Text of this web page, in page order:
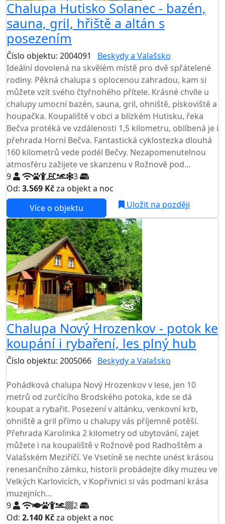
Chalupa Hutisko Solanec - bazén,
sauna, gril, hřiště a altán s
posezením
Číslo objektu: 2004091
Beskydy a Valašsko
Ideální dovolená na skvělém místě pro dvě spřátelené
rodiny. Pěkná chalupa s oplocenou zahradou, kam si
můžete vzít svého čtyřnohého přítele. Krásné chvíle u
chalupy umocní bazén, sauna, gril, ohniště, pískoviště a
houpačka. Koupaliště v obci a blízkém Hutisku, řeka
Bečva protéká ve vzdálenosti 1,5 kilometru, oblíbená je i
přehrada Horní Bečva. Fantastická cyklostezka dlouhá
160 kilometrů vede podél Bečvy. Nezapomenutelnou
atmosféru zažijete ve skanzenu v Rožnově pod...
9
3
Od: 3.569 Kčza objekt a noc
Více o objektu
Uložit na později
Chalupa Nový Hrozenkov - potok ke
koupání i rybaření, les plný hub
Číslo objektu: 2005066 Beskydy a Valašsko
Pohádková chalupa Nový Hrozenkov v lese, jen 10
metrů od zurčícího Brodského potoka, kde se dá
koupat a rybařit. Posezení v altánku, venkovní krb,
ohniště a gril přímo u chalupy vás příjemně potěší.
Přehrada Karolinka 2 kilometry od ubytování, zajet
můžete i na koupaliště v Rožnově pod Radhoštěm a
Valašském Meziříčí. Ve Vsetíně se nechte unést krásou
renesančního zámku, historii probádejte díky muzeu ve
Velkých Karlovicích, v Kopřivnici si vás podmaní krása
muzejních...
9
2
Od: 2.140 Kčza objekt a noc